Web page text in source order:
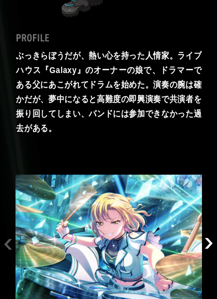
ぶっきらぼうだが、熱い心を持った人情家。ライブ
ハウス『Galaxy』のオーナーの娘で、ドラマーで
ある父にあこがれてドラムを始めた。演奏の腕は確
かだが、夢中になると高難度の即興演奏で共演者を
振り回してしまい、バンドには参加できなかった過
去がある。